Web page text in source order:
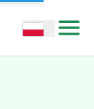
Open options